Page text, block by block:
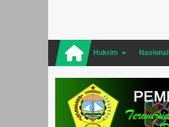
Hukrim Nasional